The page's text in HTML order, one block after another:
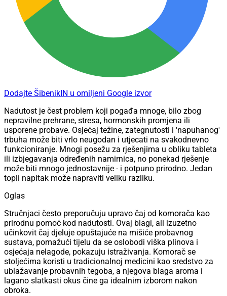
Dodajte ŠibenikIN u omiljeni Google izvor
Nadutost je čest problem koji pogađa mnoge, bilo zbog
nepravilne prehrane, stresa, hormonskih promjena ili
usporene probave. Osjećaj težine, zategnutosti i 'napuhanog'
trbuha može biti vrlo neugodan i utjecati na svakodnevno
funkcioniranje. Mnogi posežu za rješenjima u obliku tableta
ili izbjegavanja određenih namirnica, no ponekad rješenje
može biti mnogo jednostavnije - i potpuno prirodno. Jedan
topli napitak može napraviti veliku razliku.
Oglas
Stručnjaci često preporučuju upravo čaj od komorača kao
prirodnu pomoć kod nadutosti. Ovaj blagi, ali izuzetno
učinkovit čaj djeluje opuštajuće na mišiće probavnog
sustava, pomažući tijelu da se oslobodi viška plinova i
osjećaja nelagode, pokazuju istraživanja. Komorač se
stoljećima koristi u tradicionalnoj medicini kao sredstvo za
ublažavanje probavnih tegoba, a njegova blaga aroma i
lagano slatkasti okus čine ga idealnim izborom nakon
obroka.